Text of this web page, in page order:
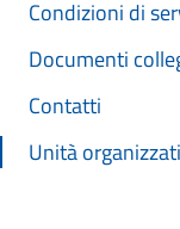
Condizioni di
Documenti
Contatti
Unità